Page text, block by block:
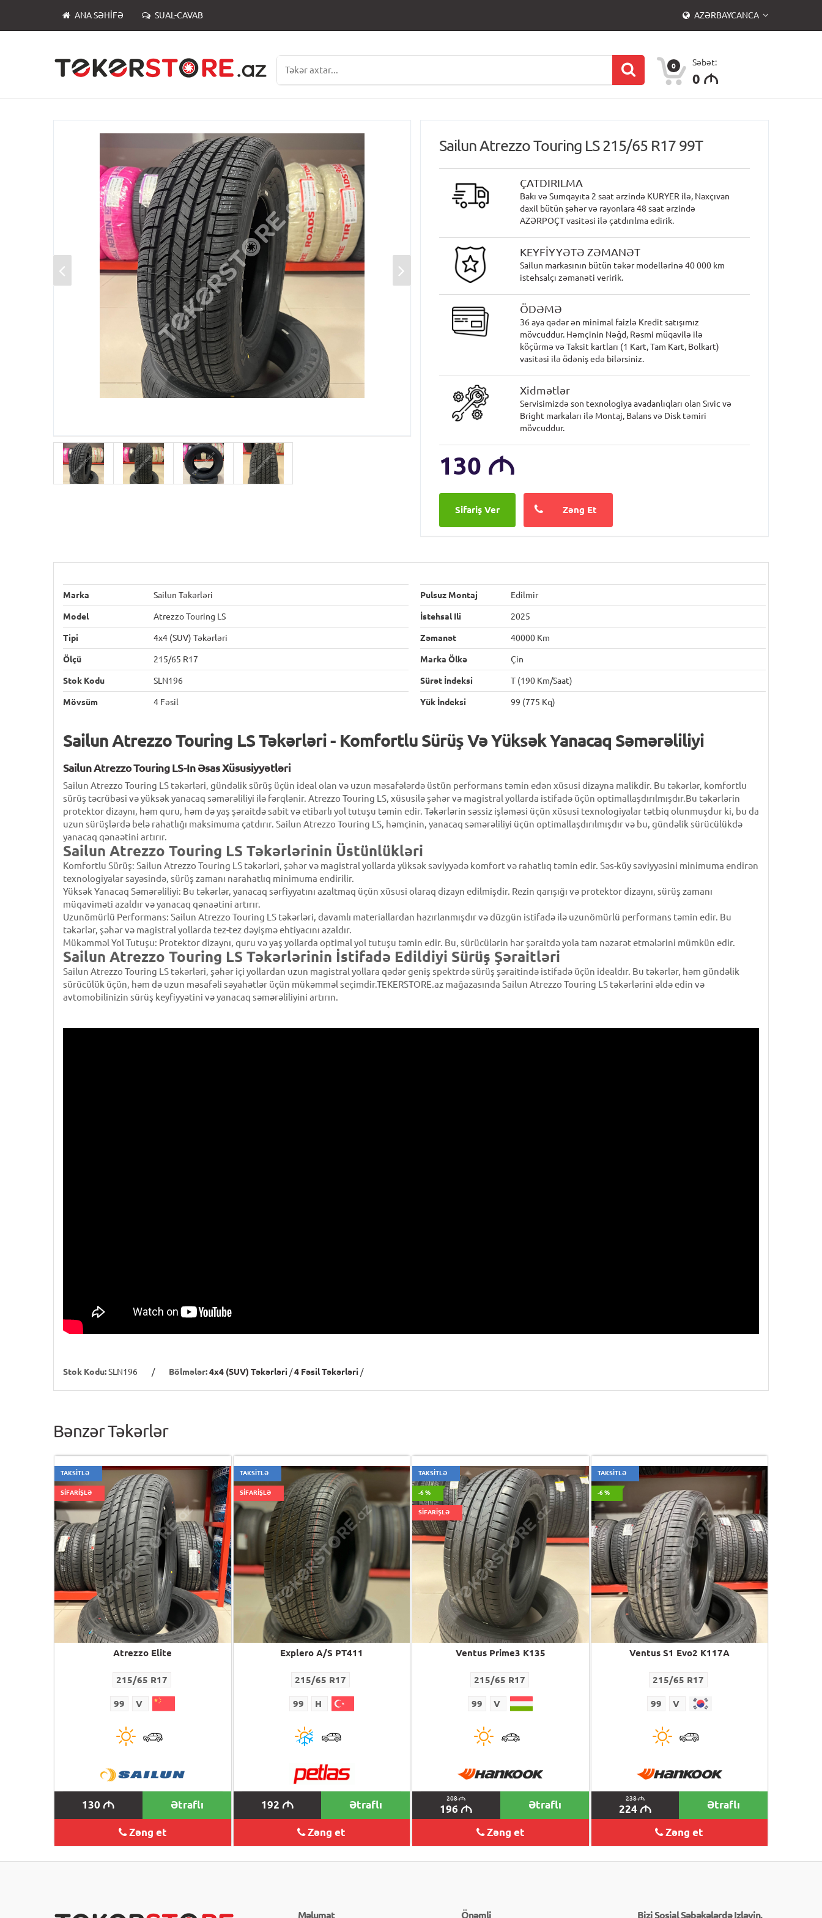
ANA SƏHIFƏ SUAL-CAVAB AZƏRBAYCANCA
0 Səbət:
0 M
Sailun Atrezzo Touring LS 215/65 R17 99T
ÇATDIRILMA
Bakı və Sumqayıta 2 saat ərzində KURYER ilə, Naxçıvan
daxil bütün şəhər və rayonlara 48 saat ərzində
AZƏRPOÇT vasitəsi ilə çatdırılma edirik.
KEYFİYYƏTƏ ZƏMANƏT
Sailun markasının bütün təkər modellərinə 40 000 km
istehsalçı zəmanəti veririk.
ÖDƏMƏ
36 aya qədər ən minimal faizlə Kredit satışımız
mövcuddur. Həmçinin Nəğd, Rəsmi müqavilə ilə
köçürmə və Taksit kartları (1 Kart, Tam Kart, Bolkart)
vasitəsi ilə ödəniş edə bilərsiniz.
Xidmətlər
Servisimizdə son texnologiya avadanlıqları olan Sıvic və
Bright markaları ilə Montaj, Balans və Disk təmiri
mövcuddur.
130 M
Zəng Et
Marka Sailun Təkərləri
Model Atrezzo Touring LS
Tipi 4x4 (SUV) Təkərləri
Ölçü 215/65 R17
Stok Kodu SLN196
Mövsüm 4 Fəsil
Pulsuz Montaj Edilmir
İstehsal Ili 2025
Zəmanət 40000 Km
Marka Ölkə Çin
Sürət İndeksi T (190 Km/saat)
Yük İndeksi 99 (775 Kq)
Sailun Atrezzo Touring LS Təkərləri - Komfortlu Sürüş Və Yüksək Yanacaq Səmərəliliyi
Sailun Atrezzo Touring LS-In Əsas Xüsusiyyətləri
Sailun Atrezzo Touring LS təkərləri, gündəlik sürüş üçün ideal olan və uzun məsafələrdə üstün performans təmin edən xüsusi dizayna malikdir. Bu təkərlər, komfortlu
sürüş təcrübəsi və yüksək yanacaq səmərəliliyi ilə fərqlənir. Atrezzo Touring LS, xüsusilə şəhər və magistral yollarda istifadə üçün optimallaşdırılmışdır.Bu təkərlərin
protektor dizaynı, həm quru, həm də yaş şəraitdə sabit və etibarlı yol tutuşu təmin edir. Təkərlərin səssiz işləməsi üçün xüsusi texnologiyalar tətbiq olunmuşdur ki, bu da
uzun sürüşlərdə belə rahatlığı maksimuma çatdırır. Sailun Atrezzo Touring LS, həmçinin, yanacaq səmərəliliyi üçün optimallaşdırılmışdır və bu, gündəlik sürücülükdə
yanacaq qənaətini artırır.
Sailun Atrezzo Touring LS Təkərlərinin Üstünlükləri
Komfortlu Sürüş: Sailun Atrezzo Touring LS təkərləri, şəhər və magistral yollarda yüksək səviyyədə komfort və rahatlıq təmin edir. Səs-küy səviyyəsini minimuma endirən
texnologiyalar sayəsində, sürüş zamanı narahatlıq minimuma endirilir.
Yüksək Yanacaq Səmərəliliyi: Bu təkərlər, yanacaq sərfiyyatını azaltmaq üçün xüsusi olaraq dizayn edilmişdir. Rezin qarışığı və protektor dizaynı, sürüş zamanı
müqaviməti azaldır və yanacaq qənaətini artırır.
Uzunömürlü Performans: Sailun Atrezzo Touring LS təkərləri, davamlı materiallardan hazırlanmışdır və düzgün istifadə ilə uzunömürlü performans təmin edir. Bu
təkərlər, şəhər və magistral yollarda tez-tez dəyişmə ehtiyacını azaldır.
Mükəmməl Yol Tutuşu: Protektor dizaynı, quru və yaş yollarda optimal yol tutuşu təmin edir. Bu, sürücülərin hər şəraitdə yola tam nəzarət etmələrini mümkün edir.
Sailun Atrezzo Touring LS Təkərlərinin İstifadə Edildiyi Sürüş Şəraitləri
Sailun Atrezzo Touring LS təkərləri, şəhər içi yollardan uzun magistral yollara qədər geniş spektrdə sürüş şəraitində istifadə üçün idealdır. Bu təkərlər, həm gündəlik
sürücülük üçün, həm də uzun məsafəli səyahətlər üçün mükəmməl seçimdir.TEKERSTORE.az mağazasında Sailun Atrezzo Touring LS təkərlərini əldə edin və
avtomobilinizin sürüş keyfiyyətini və yanacaq səmərəliliyini artırın.
Stok Kodu:SLN196 / Bölmələr:4x4 (SUV) Təkərləri /4 Fəsil Təkərləri /
Bənzər Təkərlər
TAKSİTLƏ
SİFARİŞLƏ
Atrezzo Elite
215/65 R17
99 V
130 M Ətraflı
Zəng et
TAKSİTLƏ
SİFARİŞLƏ
Explero A/S PT411
215/65 R17
99 H
192 M Ətraflı
Zəng et
TAKSİTLƏ
-6 %
SİFARİŞLƏ
Ventus Prime3 K135
215/65 R17
99 V
208M
196 M Ətraflı
Zəng et
TAKSİTLƏ
-6 %
Ventus S1 Evo2 K117A
215/65 R17
99 V
238M
224 M Ətraflı
Zəng et
Məlumat Önəmli Bizi Sosial Şəbəkələrdə Izləyin.